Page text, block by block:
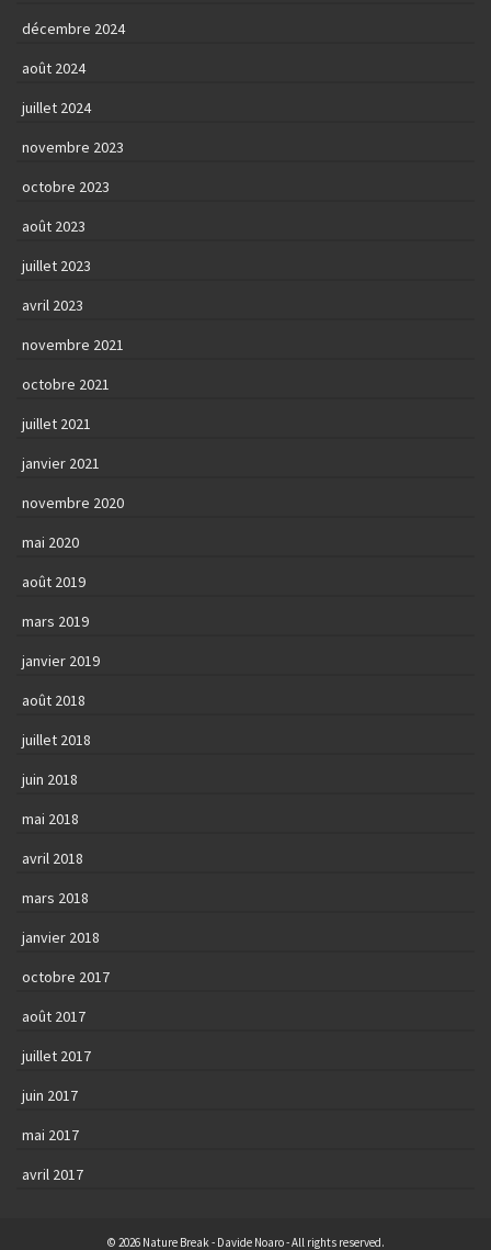
décembre 2024
août 2024
juillet 2024
novembre 2023
octobre 2023
août 2023
juillet 2023
avril 2023
novembre 2021
octobre 2021
juillet 2021
janvier 2021
novembre 2020
mai 2020
août 2019
mars 2019
janvier 2019
août 2018
juillet 2018
juin 2018
mai 2018
avril 2018
mars 2018
janvier 2018
octobre 2017
août 2017
juillet 2017
juin 2017
mai 2017
avril 2017
© 2026 Nature Break - Davide Noaro - All rights reserved.